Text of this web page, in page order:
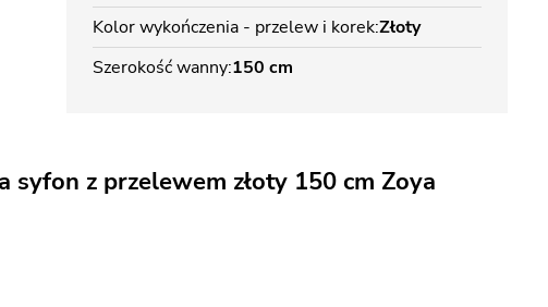
Kolor wykończenia - przelew i korekZłoty
Szerokość wanny 150 cm
z przelewem złoty 150 cm Zoya